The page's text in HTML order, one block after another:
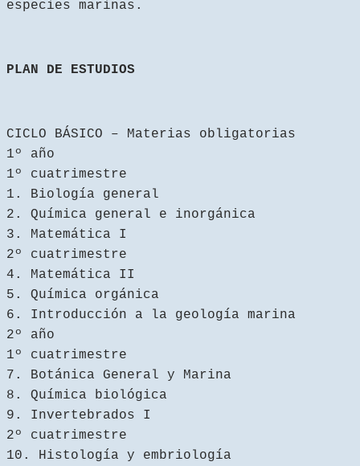
especies marinas.
PLAN DE ESTUDIOS
CICLO BÁSICO – Materias obligatorias
1º año
1º cuatrimestre
1. Biología general
2. Química general e inorgánica
3. Matemática I
2º cuatrimestre
4. Matemática II
5. Química orgánica
6. Introducción a la geología marina
2º año
1º cuatrimestre
7. Botánica General y Marina
8. Química biológica
9. Invertebrados I
2º cuatrimestre
10. Histología y embriología